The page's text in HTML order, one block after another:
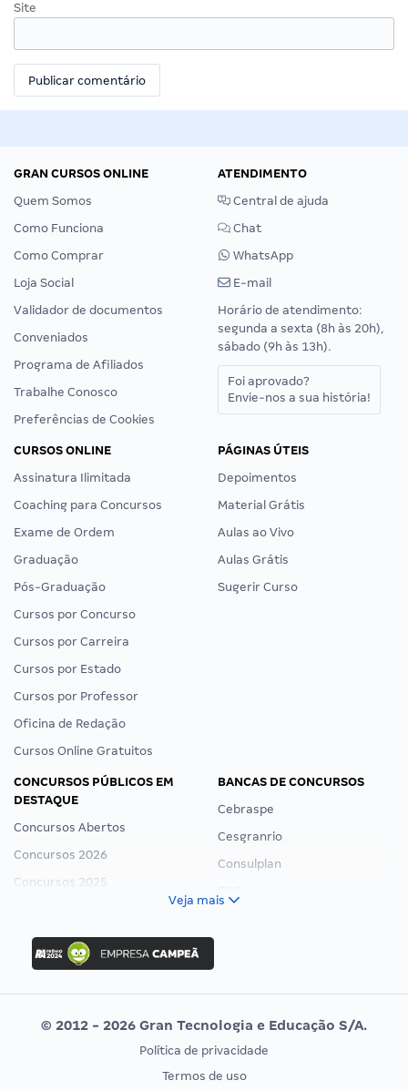
Site
GRAN CURSOS ONLINE
Quem Somos
Como Funciona
Como Comprar
Loja Social
Validador de documentos
Conveniados
Programa de Afiliados
Trabalhe Conosco
Preferências de Cookies
ATENDIMENTO
Central de ajuda
Chat
WhatsApp
E-mail
Horário de atendimento:
segunda a sexta (8h às 20h),
sábado (9h às 13h).
Foi aprovado?
Envie-nos a sua história!
CURSOS ONLINE
Assinatura Ilimitada
Coaching para Concursos
Exame de Ordem
Graduação
Pós-Graduação
Cursos por Concurso
Cursos por Carreira
Cursos por Estado
Cursos por Professor
Oficina de Redação
Cursos Online Gratuitos
PÁGINAS ÚTEIS
Depoimentos
Material Grátis
Aulas ao Vivo
Aulas Grátis
Sugerir Curso
CONCURSOS PÚBLICOS EM
DESTAQUE
Concursos Abertos
Concursos 2026
Concursos 2025
Concurso Ibama
Concurso MPU
Editais publicados
BANCAS DE CONCURSOS
Cebraspe
Cesgranrio
Consulplan
Vunesp
CONCURSOS POR PROFISSÃO
EXAME DE ORDEM
Veja mais
© 2012 - 2026 Gran Tecnologia e Educação S/A.
Política de privacidade
Termos de uso